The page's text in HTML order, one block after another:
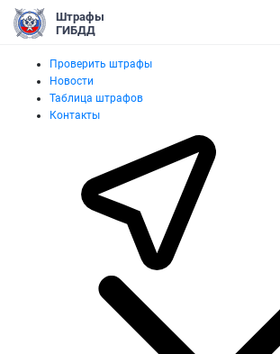
Штрафы
ГИБДД
Проверить штрафы
Новости
Таблица штрафов
Контакты